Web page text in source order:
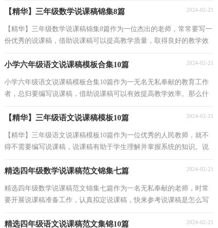
【精华】三年级数学说课稿锦集8篇 2024-02-21
【精华】三年级数学说课稿锦集8篇作为一位杰出的老师，常常要写一
份优秀的说课稿，借助说课稿可以提高教学质量，取得良好的教学效
小学六年级语文说课稿模板合集10篇 2024-02-21
小学六年级语文说课稿模板合集10篇作为一无名无私奉献的教育工作
者，总归要编写说课稿，借助说课稿可以有效提高教学效率。那么什
【精华】三年级语文说课稿模板10篇 2024-02-21
【精华】三年级语文说课稿模板10篇作为一位优秀的人民教师，就不
得不需要编写说课稿，说课稿有助于学生理解并掌握系统的知识。说
精选四年级数学说课稿范文锦集七篇 2024-02-21
精选四年级数学说课稿范文锦集七篇作为一名无私奉献的老师，时常
要开展说课稿准备工作，认真拟定说课稿，快来参考说课稿是怎么写
精选四年级语文说课稿范文集锦10篇 2024-02-21